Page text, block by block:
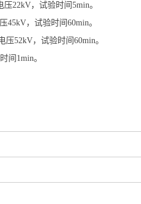
22kV，试验时间5min。
45kV，试验时间60min。
52kV，试验时间60min。
间1min。